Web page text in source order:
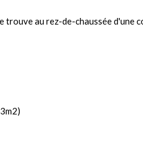
trouve au rez-de-chaussée d'une